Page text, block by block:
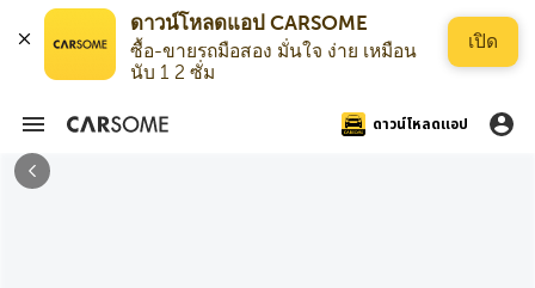
ดาวน์โหลดแอป CARSOME
ซื้อ-ขายรถมือสอง มั่นใจ ง่าย เหมือน
นับ 1 2 ซั่ม
เปิด
ดาวน์โหลดแอป